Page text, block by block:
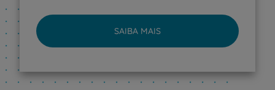
SAIBA MAIS